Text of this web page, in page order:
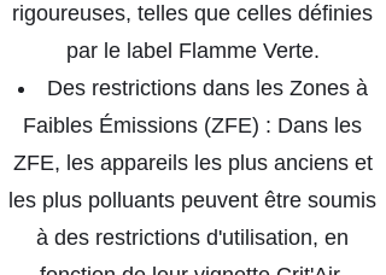
rigoureuses, telles que celles définies
par le label Flamme Verte.
Des restrictions dans les Zones à
Faibles Émissions (ZFE) : Dans les
ZFE, les appareils les plus anciens et
les plus polluants peuvent être soumis
à des restrictions d'utilisation, en